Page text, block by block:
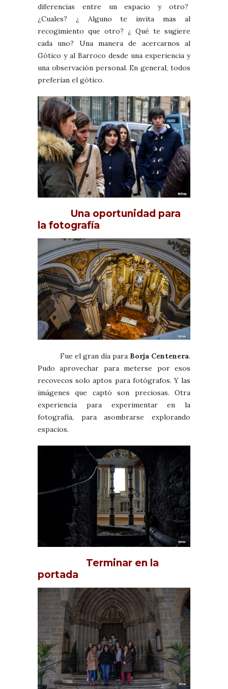
diferencias entre un espacio y otro?
¿Cuales? ¿ Alguno te invita mas al
recogimiento que otro? ¿ Qué te sugiere
cada uno? Una manera de acercarnos al
Gótico y al Barroco desde una experiencia y
una observación personal. En general, todos
preferían el gótico.
Una oportunidad para
la fotografía
Fue el gran día para Borja Centenera.
Pudo aprovechar para meterse por esos
recovecos solo aptos para fotógrafos. Y las
imágenes que captó son preciosas. Otra
experiencia para experimentar en la
fotografía, para asombrarse explorando
espacios.
Terminar en la
portada